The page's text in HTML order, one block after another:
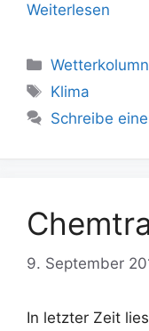
Weiterlesen
Kategorien
Schlagwörter
Klima
Schreibe
9. September
In letzter Zeit